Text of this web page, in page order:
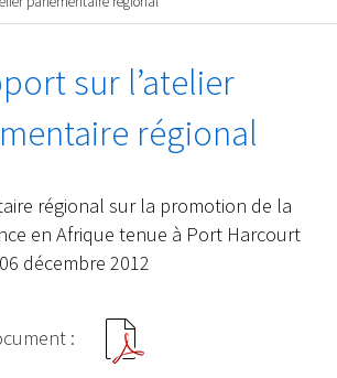
sur l’atelier
régional
régional sur la promotion de la
en Afrique tenue à Port Harcourt
décembre 2012